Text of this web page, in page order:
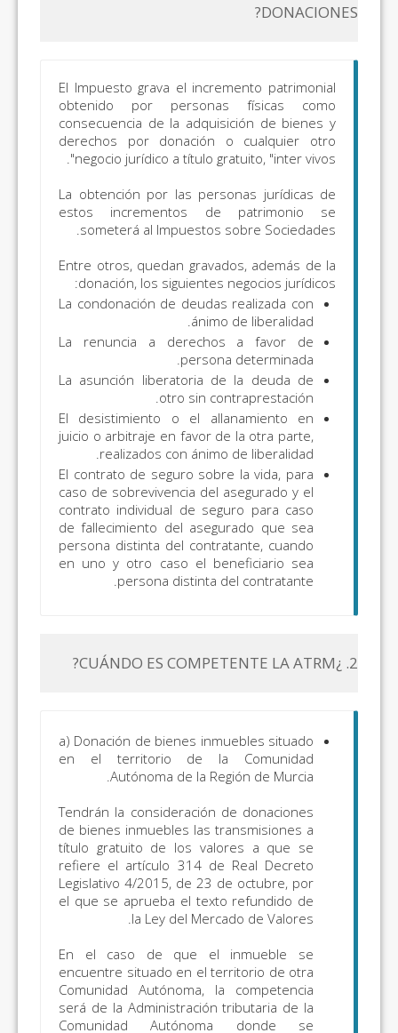
DONACIONES?
El Impuesto grava el incremento patrimonial
obtenido por personas físicas como
consecuencia de la adquisición de bienes y
derechos por donación o cualquier otro
negocio jurídico a título gratuito, "inter vivos".
La obtención por las personas jurídicas de
estos incrementos de patrimonio se
someterá al Impuestos sobre Sociedades.
Entre otros, quedan gravados, además de la
donación, los siguientes negocios jurídicos:
La condonación de deudas realizada con
ánimo de liberalidad.
La renuncia a derechos a favor de
persona determinada.
La asunción liberatoria de la deuda de
otro sin contraprestación.
El desistimiento o el allanamiento en
juicio o arbitraje en favor de la otra parte,
realizados con ánimo de liberalidad.
El contrato de seguro sobre la vida, para
caso de sobrevivencia del asegurado y el
contrato individual de seguro para caso
de fallecimiento del asegurado que sea
persona distinta del contratante, cuando
en uno y otro caso el beneficiario sea
persona distinta del contratante.
2. ¿CUÁNDO ES COMPETENTE LA ATRM?
a) Donación de bienes inmuebles situado
en el territorio de la Comunidad
Autónoma de la Región de Murcia.
Tendrán la consideración de donaciones
de bienes inmuebles las transmisiones a
título gratuito de los valores a que se
refiere el artículo 314 de Real Decreto
Legislativo 4/2015, de 23 de octubre, por
el que se aprueba el texto refundido de
la Ley del Mercado de Valores.
En el caso de que el inmueble se
encuentre situado en el territorio de otra
Comunidad Autónoma, la competencia
será de la Administración tributaria de la
Comunidad Autónoma donde se